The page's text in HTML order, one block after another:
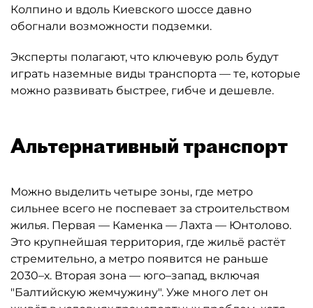
Колпино и вдоль Киевского шоссе давно
обогнали возможности подземки.
Эксперты полагают, что ключевую роль будут
играть наземные виды транспорта — те, которые
можно развивать быстрее, гибче и дешевле.
Альтернативный транспорт
Можно выделить четыре зоны, где метро
сильнее всего не поспевает за строительством
жилья. Первая — Каменка — Лахта — Юнтолово.
Это крупнейшая территория, где жильё растёт
стремительно, а метро появится не раньше
2030–х. Вторая зона — юго–запад, включая
"Балтийскую жемчужину". Уже много лет он